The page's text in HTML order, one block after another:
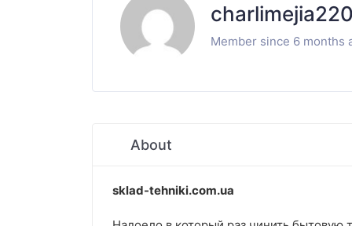
charlimejia220
Member since 6 months
About
sklad-tehniki.com.ua